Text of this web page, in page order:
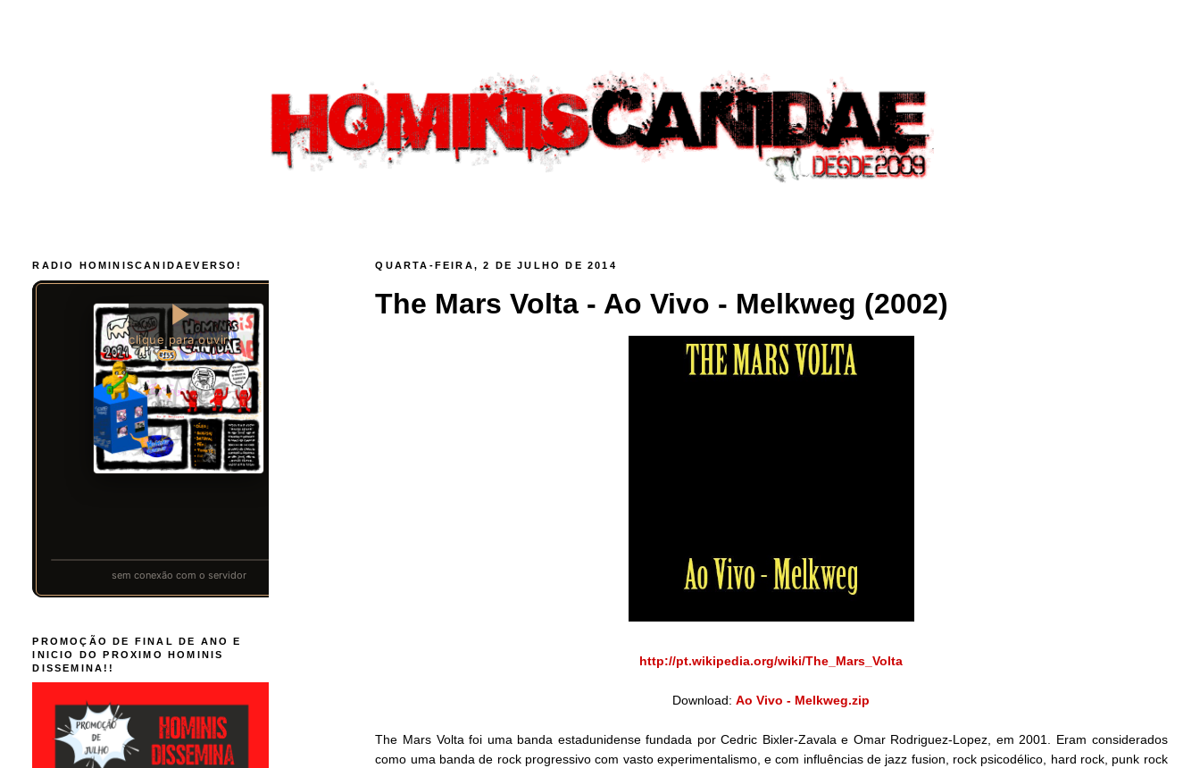
QUARTA-FEIRA, 2 DE JULHO DE 2014
The Mars Volta - Ao Vivo - Melkweg (2002)
http://pt.wikipedia.org/wiki/The_Mars_Volta
Download:Ao Vivo - Melkweg.zip
The Mars Volta foi uma banda estadunidense fundada por Cedric Bixler-Zavala e Omar Rodriguez-Lopez, em 2001. Eram considerados
como uma banda de rock progressivo com vasto experimentalismo, e com influências de jazz fusion, rock psicodélico, hard rock, punk rock
RADIO HOMINISCANIDAEVERSO!
PROMOÇÃO DE FINAL DE ANO E
INICIO DO PROXIMO HOMINIS
DISSEMINA!!